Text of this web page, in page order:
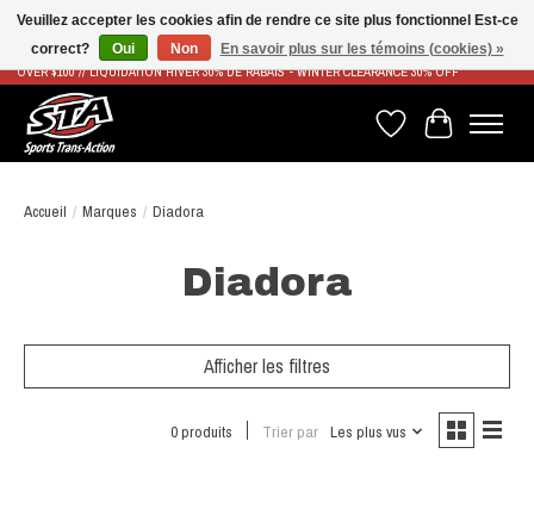
LIVRAISON RAPIDE ET GRATUITE À PARTIR DE 100$ - FAST & FREE SHIPPING ON ORDERS
OVER $100 // LIQUIDATION HIVER 30% DE RABAIS - WINTER CLEARANCE 30% OFF
Liste de souhaits
Panier
Accueil / Marques / Diadora
Diadora
Afficher les filtres
0 produits Trier par Les plus vus
Veuillez accepter les cookies afin de rendre ce site plus fonctionnel Est-ce
correct?
Oui Non En savoir plus sur les témoins (cookies) »